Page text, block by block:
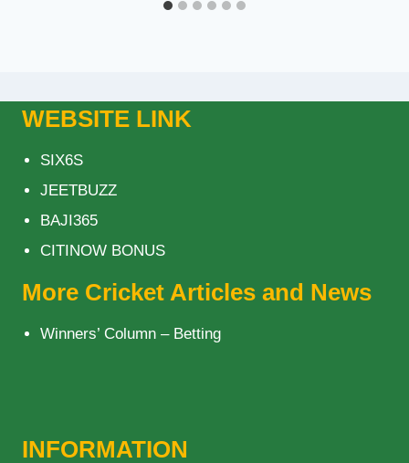
WEBSITE LINK
SIX6S
JEETBUZZ
BAJI365
CITINOW BONUS
More Cricket Articles and News
Winners’ Column – Betting
INFORMATION